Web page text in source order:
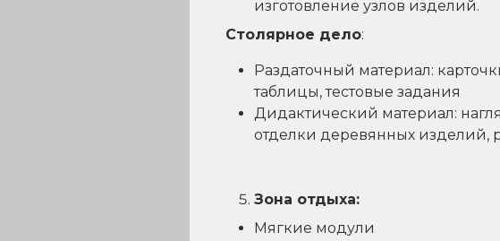
изготовление узлов изделий.
Столярное дело:
Раздаточный материал:
таблицы, тестовые задания
Дидактический материал:
отделки деревянных изделий,
Зона отдыха:
Мягкие модули